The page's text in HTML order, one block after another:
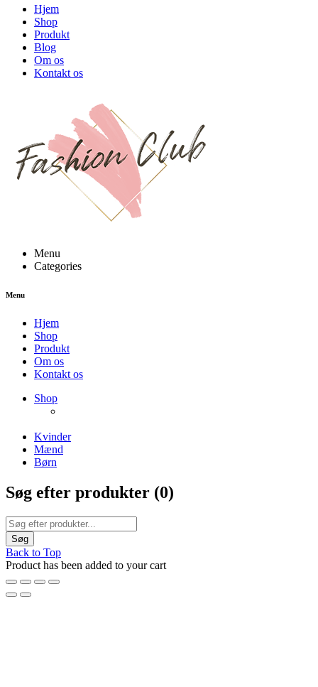
Hjem
Shop
Produkt
Blog
Om os
Kontakt os
Menu
Categories
Menu
Hjem
Shop
Produkt
Om os
Kontakt os
Shop
Kvinder
Mænd
Børn
Søg efter produkter (0)
Back to Top
Product has been added to your cart